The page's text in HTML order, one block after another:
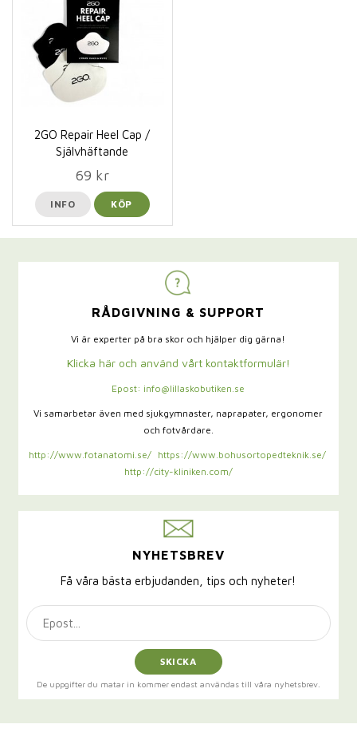
2GO Repair Heel Cap /
Självhäftande
69 kr
INFO KÖP
RÅDGIVNING & SUPPORT
Vi är experter på bra skor och hjälper dig gärna!
Klicka här och använd vårt kontaktformulär!
Epost: info@lillaskobutiken.se
Vi samarbetar även med sjukgymnaster, naprapater, ergonomer
och fotvårdare.
http://www.fotanatomi.se/
https://www.bohusortopedteknik.se/
http://city-kliniken.com/
NYHETSBREV
Få våra bästa erbjudanden, tips och nyheter!
SKICKA
De uppgifter du matar in kommer endast användas till våra nyhetsbrev.